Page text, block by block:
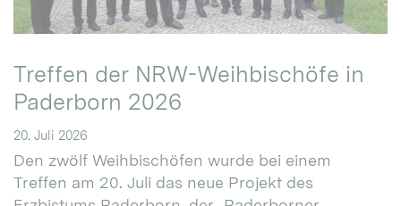
Treffen der NRW-Weihbischöfe in
Paderborn 2026
20. Juli 2026
Den zwölf Weihbischöfen wurde bei einem
Treffen am 20. Juli das neue Projekt des